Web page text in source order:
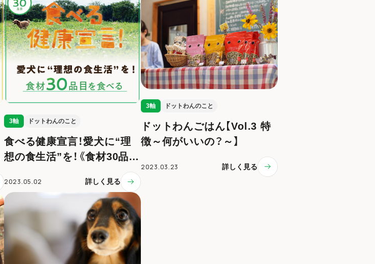
3軸 ドットわんのこと
食べる健康宣言！愛犬に“理
想の食生活”を！《食材30品目
2023.05.02 詳しく見る
3軸 ドットわんのこと
ドットわんごはん【Vol.3 特
徴～何がいいの？～】
2023.03.23 詳しく見る